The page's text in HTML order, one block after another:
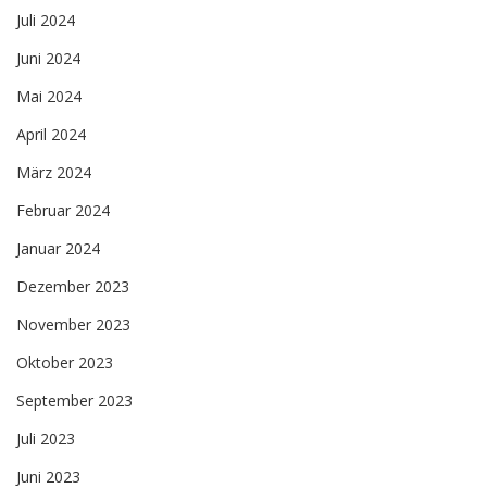
Juli 2024
Juni 2024
Mai 2024
April 2024
März 2024
Februar 2024
Januar 2024
Dezember 2023
November 2023
Oktober 2023
September 2023
Juli 2023
Juni 2023